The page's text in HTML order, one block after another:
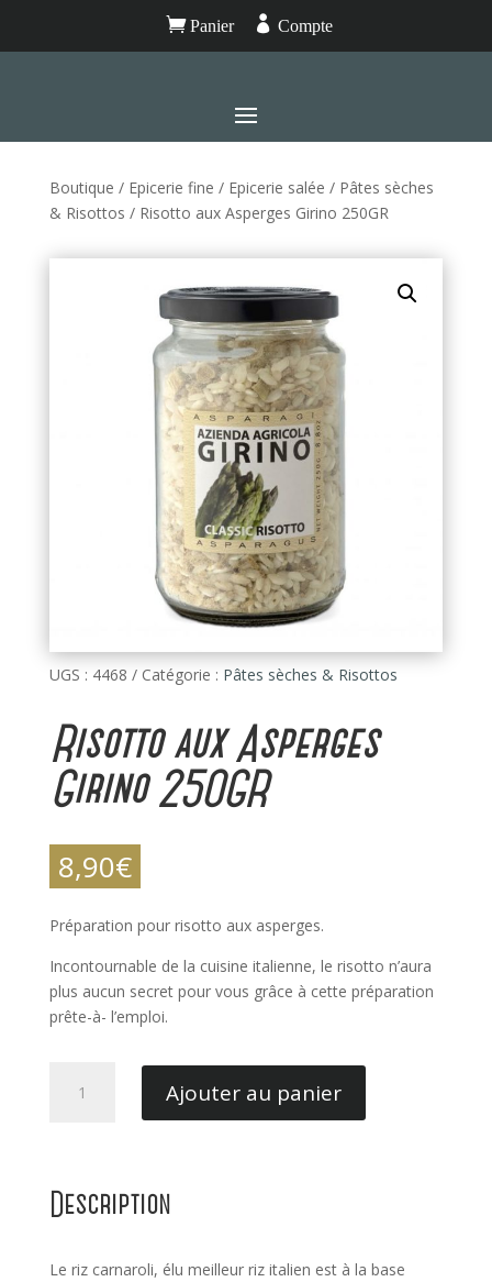
Panier  Compte
Boutique / Epicerie fine / Epicerie salée / Pâtes sèches
& Risottos / Risotto aux Asperges Girino 250GR
UGS : 4468 Catégorie : Pâtes sèches & Risottos
Risotto aux Asperges
Girino 250GR
8,90€
Préparation pour risotto aux asperges.
Incontournable de la cuisine italienne, le risotto n’aura
plus aucun secret pour vous grâce à cette préparation
prête-à- l’emploi.
Girino
Ajouter au panier
Description
Le riz carnaroli, élu meilleur riz italien est à la base